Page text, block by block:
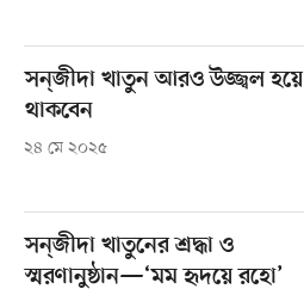
সন্‌জীদা খাতুন আরও উজ্জ্বল হয়ে
থাকবেন
২৪ মে ২০২৫
সন্‌জীদা খাতুনের শ্রদ্ধা ও
স্মরণানুষ্ঠান—‘মম হৃদয়ে রহো’